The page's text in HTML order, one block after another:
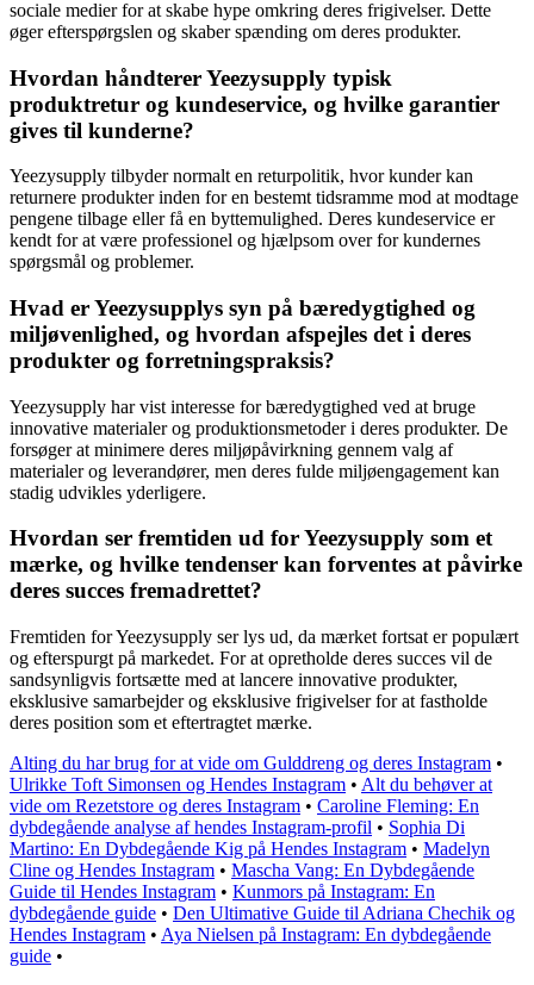
sociale medier for at skabe hype omkring deres frigivelser. Dette
øger efterspørgslen og skaber spænding om deres produkter.
Hvordan håndterer Yeezysupply typisk
produktretur og kundeservice, og hvilke garantier
gives til kunderne?
Yeezysupply tilbyder normalt en returpolitik, hvor kunder kan
returnere produkter inden for en bestemt tidsramme mod at modtage
pengene tilbage eller få en byttemulighed. Deres kundeservice er
kendt for at være professionel og hjælpsom over for kundernes
spørgsmål og problemer.
Hvad er Yeezysupplys syn på bæredygtighed og
miljøvenlighed, og hvordan afspejles det i deres
produkter og forretningspraksis?
Yeezysupply har vist interesse for bæredygtighed ved at bruge
innovative materialer og produktionsmetoder i deres produkter. De
forsøger at minimere deres miljøpåvirkning gennem valg af
materialer og leverandører, men deres fulde miljøengagement kan
stadig udvikles yderligere.
Hvordan ser fremtiden ud for Yeezysupply som et
mærke, og hvilke tendenser kan forventes at påvirke
deres succes fremadrettet?
Fremtiden for Yeezysupply ser lys ud, da mærket fortsat er populært
og efterspurgt på markedet. For at opretholde deres succes vil de
sandsynligvis fortsætte med at lancere innovative produkter,
eksklusive samarbejder og eksklusive frigivelser for at fastholde
deres position som et eftertragtet mærke.
Alting du har brug for at vide om Gulddreng og deres Instagram •
Ulrikke Toft Simonsen og Hendes Instagram • Alt du behøver at
vide om Rezetstore og deres Instagram • Caroline Fleming: En
dybdegående analyse af hendes Instagram-profil • Sophia Di
Martino: En Dybdegående Kig på Hendes Instagram • Madelyn
Cline og Hendes Instagram • Mascha Vang: En Dybdegående
Guide til Hendes Instagram • Kunmors på Instagram: En
dybdegående guide • Den Ultimative Guide til Adriana Chechik og
Hendes Instagram • Aya Nielsen på Instagram: En dybdegående
guide •